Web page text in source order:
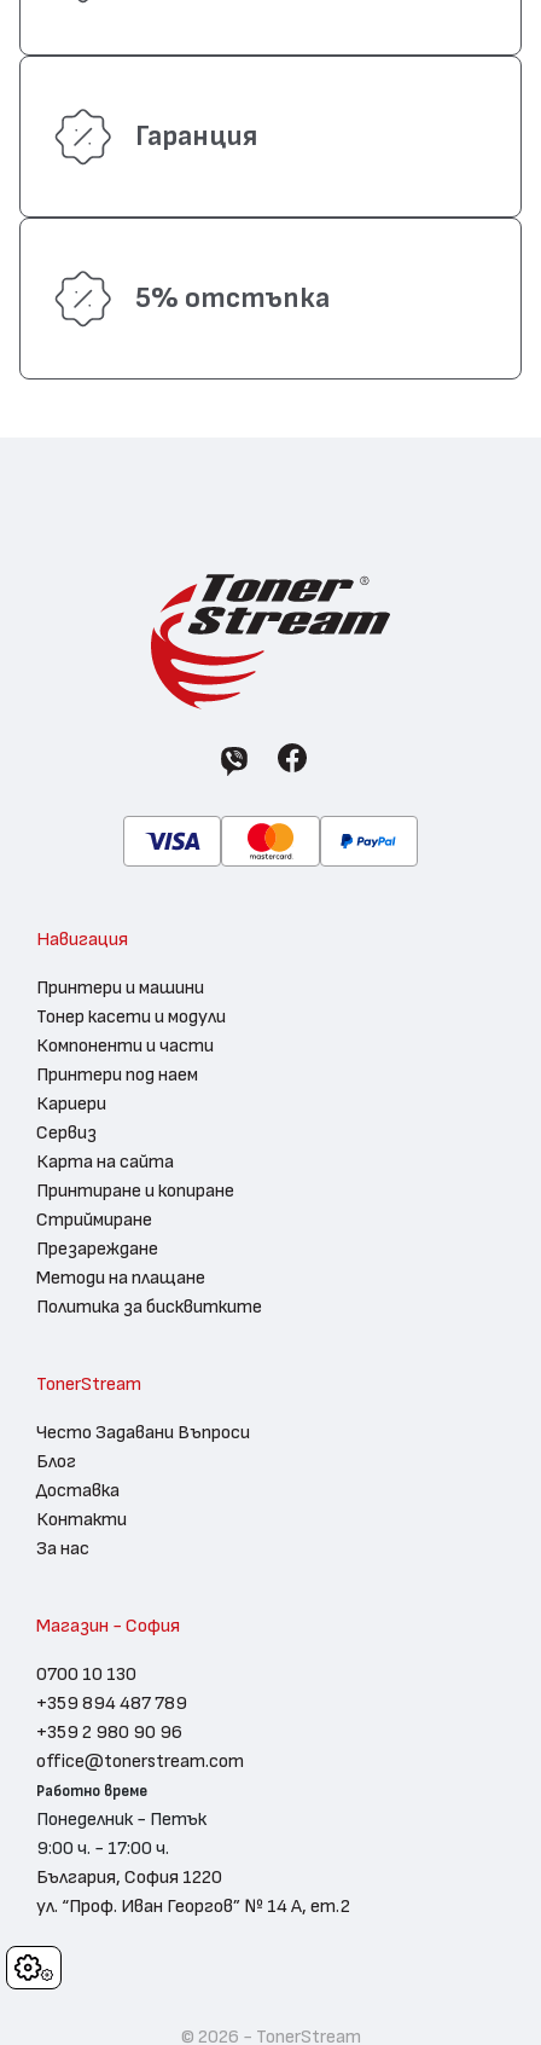
Cookies
Гаранция
5% отстъпка
Навигация
Принтери и машини
Тонер касети и модули
Компоненти и части
Принтери под наем
Кариери
Сервиз
Карта на сайта
Принтиране и копиране
Стриймиране
Презареждане
Методи на плащане
Политика за бисквитките
TonerStream
Често Задавани Въпроси
Блог
Доставка
Контакти
За нас
Магазин - София
0700 10 130
+359 894 487 789
+359 2 980 90 96
office@tonerstream.com
Работно време
Понеделник - Петък
9:00 ч. - 17:00 ч.
България, София 1220
ул. “Проф. Иван Георгов” № 14 А, ет.2
© 2026 - TonerStream